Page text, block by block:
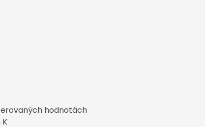
hodnotách